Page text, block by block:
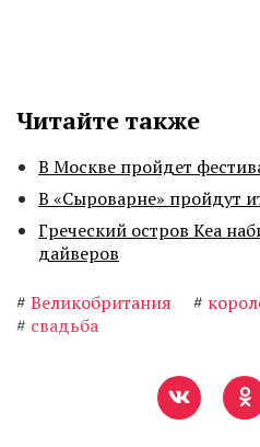
Читайте также
В Москве пройдет
В «Сыроварне» пройдут
Греческий остров Кеа
дайверов
# Великобритания #
# свадьба